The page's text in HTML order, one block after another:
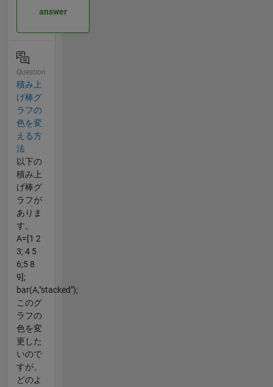
answer
Question
積み上
げ棒グ
ラフの
色を変
える方
法
以下の
積み上
げ棒グ
ラフが
ありま
す。
A=[1 2
3; 4 5
6;5 8
9];
bar(A,"stacked");
このグ
ラフの
色を変
更した
いので
すが、
どのよ